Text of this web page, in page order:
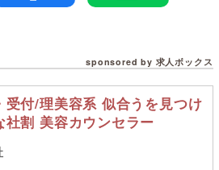
sponsored by 求人ボックス
受付/理美容系 似合うを見つけ
社割 美容カウンセラー